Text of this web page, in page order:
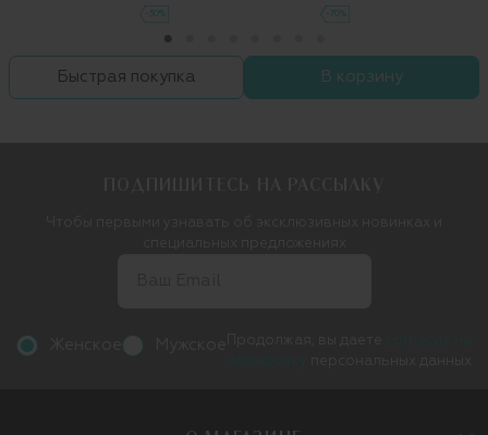
-30% -70%
Быстрая покупка В корзину